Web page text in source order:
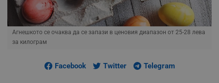
Агнешкото се очаква да се запази в ценовия диапазон от 25-28 лева
за килограм
Facebook Twitter Telegram